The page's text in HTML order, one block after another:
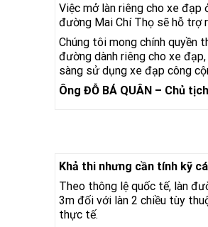
Việc mở làn riêng cho xe đạp
đường Mai Chí Thọ sẽ hỗ trợ
Chúng tôi mong chính quyền
đường dành riêng cho xe
sàng sử dụng xe đạp công
Ông ĐỖ BÁ QUÂN – Chủ
Khả thi nhưng cần tính kỹ
Theo thông lệ quốc tế, làn
3m đối với làn 2 chiều tùy
thực tế.